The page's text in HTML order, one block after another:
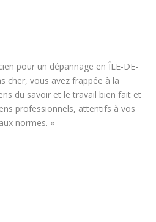
pour un dépannage en ÎLE-DE-
cher, vous avez frappée à la
du savoir et le travail bien fait et
professionnels, attentifs à vos
normes. «